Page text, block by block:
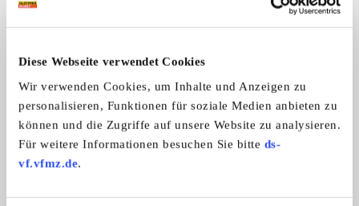
Diese Webseite verwendet Cookies
Wir verwenden Cookies, um Inhalte und Anzeigen zu
personalisieren, Funktionen für soziale Medien anbieten zu
können und die Zugriffe auf unsere Website zu analysieren.
Für weitere Informationen besuchen Sie bitte ds-
vf.vfmz.de.
Schönes Sommerauto
Citroën B 14
Das könnte Sie auch interessieren